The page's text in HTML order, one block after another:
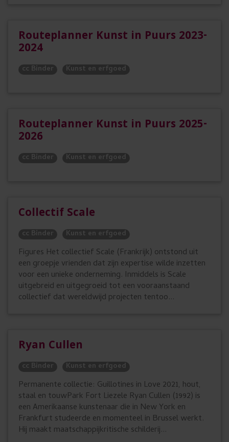
Routeplanner Kunst in Puurs 2023-
2024
cc Binder Kunst en erfgoed
Routeplanner Kunst in Puurs 2025-
2026
cc Binder Kunst en erfgoed
Collectif Scale
cc Binder Kunst en erfgoed
Figures Het collectief Scale (Frankrijk) ontstond uit
een groepje vrienden dat zijn expertise wilde inzetten
voor een unieke onderneming. Inmiddels is Scale
uitgebreid en uitgegroeid tot een vooraanstaand
collectief dat wereldwijd projecten tentoo...
Ryan Cullen
cc Binder Kunst en erfgoed
Permanente collectie: Guillotines in Love 2021, hout,
staal en touwPark Fort Liezele Ryan Cullen (1992) is
een Amerikaanse kunstenaar die in New York en
Frankfurt studeerde en momenteel in Brussel werkt.
Hij maakt maatschappijkritische schilderij...